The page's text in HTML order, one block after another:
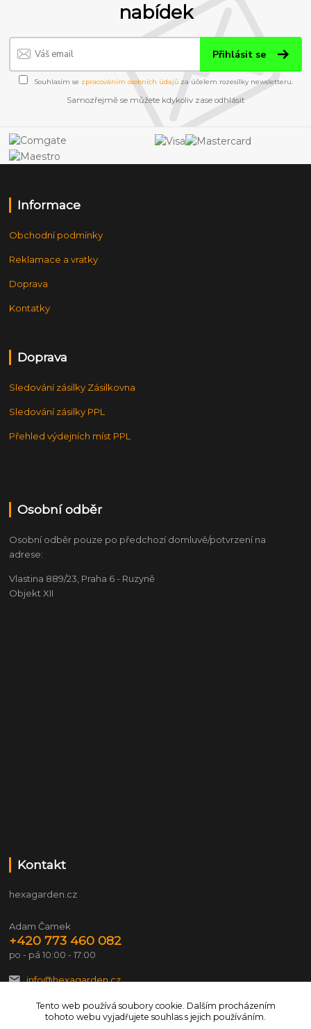
nabídek
Přihlásit se
Souhlasím se zpracováním osobních údajůza účelem rozesílky newsletteru.
Samozřejmě se můžete kdykoliv zase odhlásit
Informace
Obchodní podmínky
Reklamace a vratky
Doprava
Kontatky
Doprava
Sledování zásilky Zásilkovna
Sledování zásilky PPL
Přehled výdejních míst PPL
Osobní odběr
Osobní odběr pouze po předchozí domluvě/potvrzení na
adrese:
Vlastina 889/23, Praha 6 - Ruzyně
Objekt XII
Kontakt
hexagarden.cz
Adam Čamek
+420 773 460 082
po - pá 10:00 - 17:00
info@hexagarden.cz
Tento web používá soubory cookie. Dalším procházením
tohoto webu vyjadřujete souhlas s jejich používáním.